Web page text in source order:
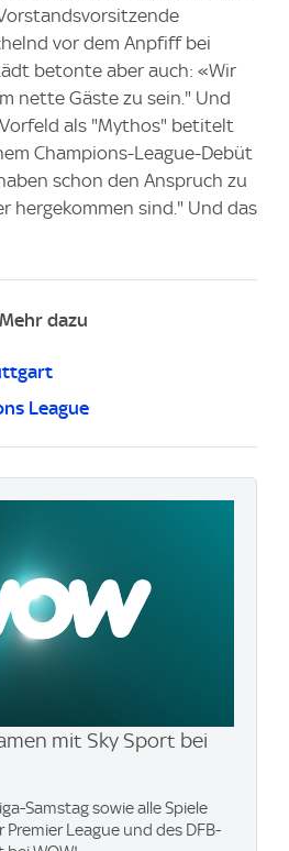
vor dem Anpfiff bei
betonte aber auch: «Wir
nette Gäste zu sein." Und
als "Mythos" betitelt
Champions-League-Debüt
schon den Anspruch zu
hergekommen sind." Und das
Mehr dazu
League
mit Sky Sport bei
Samstag sowie alle Spiele
Premier League und des DFB-